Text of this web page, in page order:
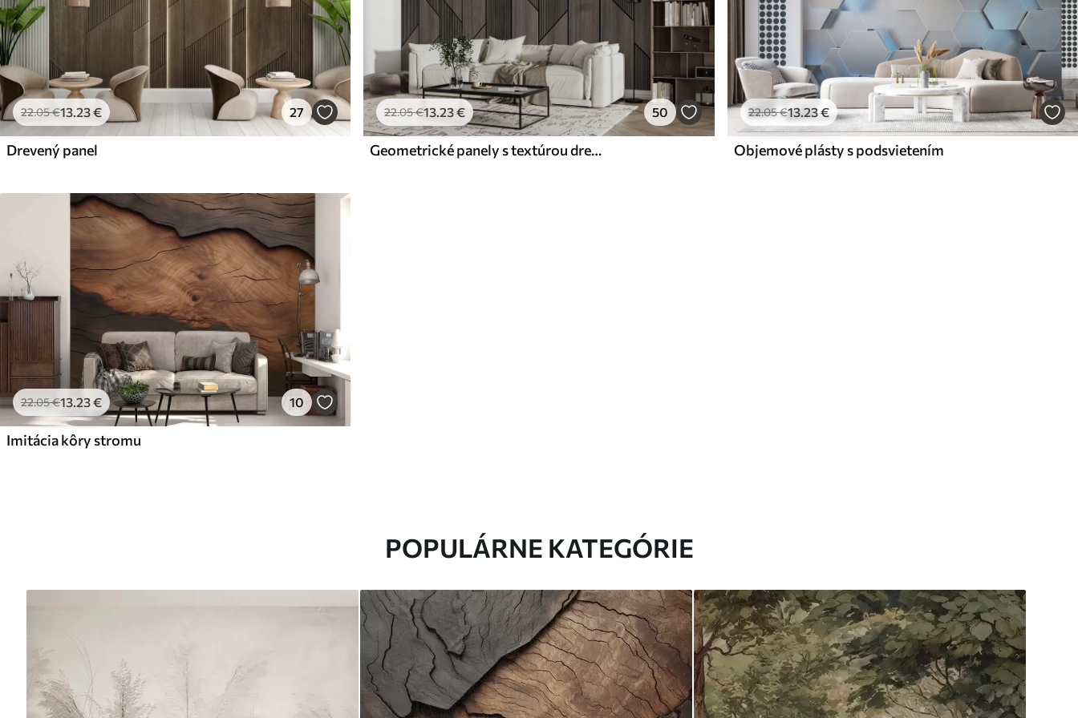
22.05€13 .23€ 27
Drevený panel
22.05€13.23€ 50
Geometrické panely s textúrou dreva
22.05€13.23€
Objemové plásty s podsvietením
22.05€13.23€ 10
Imitácia kôry stromu
POPULÁRNE KATEGÓRIE